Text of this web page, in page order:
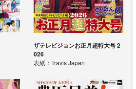
ザテレビジョンお正月超特大号 2
026
表紙：Travis Japan